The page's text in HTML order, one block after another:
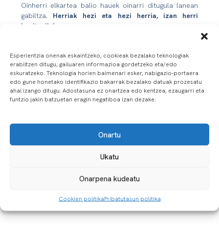
Esperientzia onenak eskaintzeko, cookieak bezalako teknologiak
erabiltzen ditugu, gailuaren informazioa gordetzeko eta/edo
eskuratzeko. Teknologia horien baimenari esker, nabigazio-portaera
edo gune honetako identifikazio bakarrak bezalako datuak prozesatu
ahal izango ditugu. Adostasuna ez onartzea edo kentzea, ezaugarri eta
funtzio jakin batzuetan eragin negatiboa izan dezake.
Onartu
Ukatu
Onarpena kudeatu
Cookien politikaPribatutasun politika
Oinherri elkartea balio hauek oinarri ditugula lanean
gabiltza. Herriak hezi eta hezi herria, izan herri
hezitzaile!
Click to accept marketing cookies and
enable this content